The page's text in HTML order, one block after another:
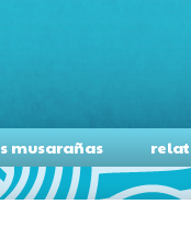
musarañas